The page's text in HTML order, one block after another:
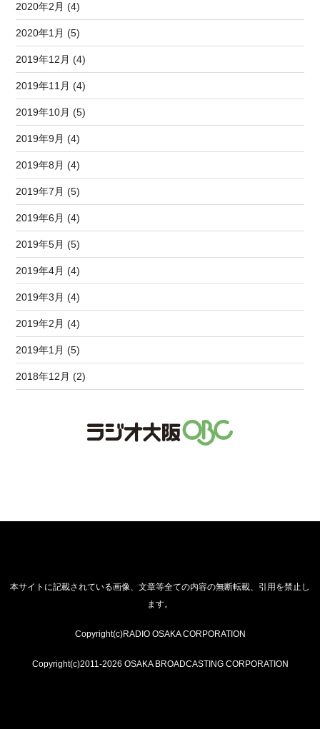
2020年2月 (4)
2020年1月 (5)
2019年12月 (4)
2019年11月 (4)
2019年10月 (5)
2019年9月 (4)
2019年8月 (4)
2019年7月 (5)
2019年6月 (4)
2019年5月 (5)
2019年4月 (4)
2019年3月 (4)
2019年2月 (4)
2019年1月 (5)
2018年12月 (2)
本サイトに記載されている画像、文章等全ての内容の無断転載、引用を禁止し
ます。
Copyright(c)RADIO OSAKA CORPORATION
Copyright(c)2011-2026 OSAKA BROADCASTING CORPORATION